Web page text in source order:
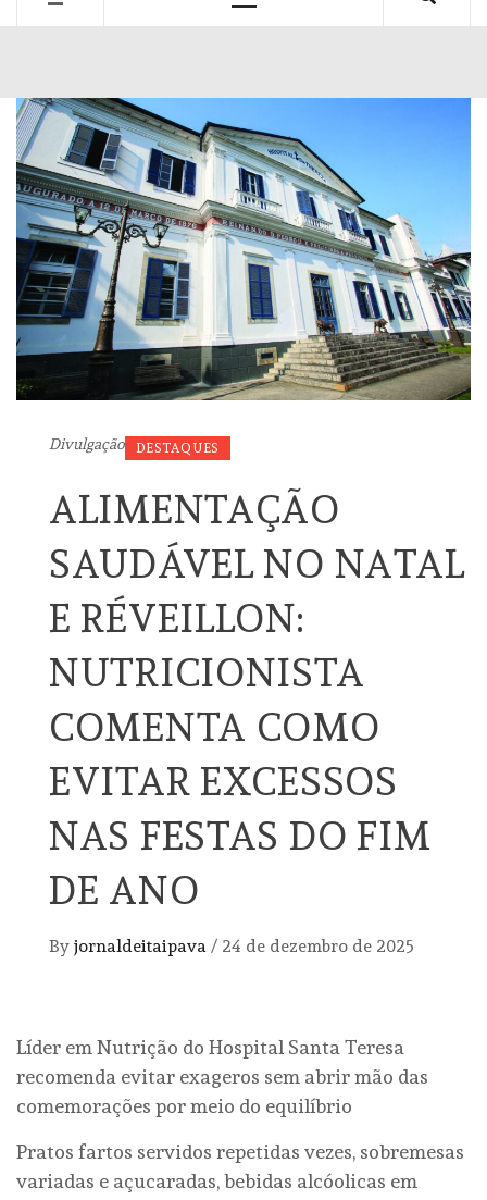
Divulgação DESTAQUES
ALIMENTAÇÃO
SAUDÁVEL NO NATAL
E RÉVEILLON:
NUTRICIONISTA
COMENTA COMO
EVITAR EXCESSOS
NAS FESTAS DO FIM
DE ANO
By jornaldeitaipava / 24 de dezembro de 2025
Líder em Nutrição do Hospital Santa Teresa
recomenda evitar exageros sem abrir mão das
comemorações por meio do equilíbrio
Pratos fartos servidos repetidas vezes, sobremesas
variadas e açucaradas, bebidas alcóolicas em